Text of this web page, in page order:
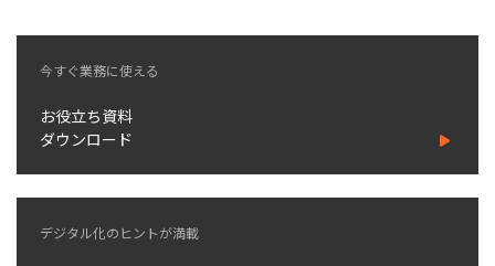
通販受注対応
EC運用支援
継続的に結果を出し続けるECサイトへ
ライセンス契約
今すぐ業務に使える
お役立ち資料
ダウンロード
デジタル化のヒントが満載